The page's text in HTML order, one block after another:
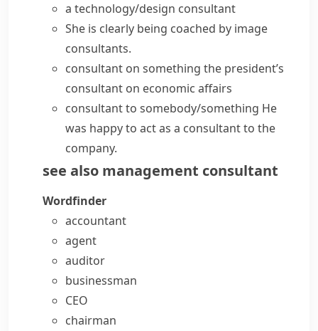
a technology/design consultant
She is clearly being coached by image
consultants.
consultant on something the president’s
consultant on economic affairs
consultant to somebody/something He
was happy to act as a consultant to the
company.
see also management consultant
Wordfinder
accountant
agent
auditor
businessman
CEO
chairman